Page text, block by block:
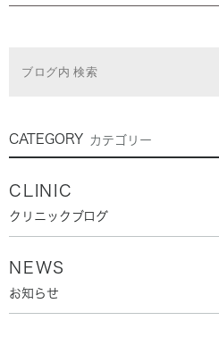
CATEGORY カテゴリー
CLINIC
クリニックブログ
NEWS
お知らせ